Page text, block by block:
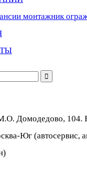
монтажник
Домодедово, 104.
Юг (автосервис,